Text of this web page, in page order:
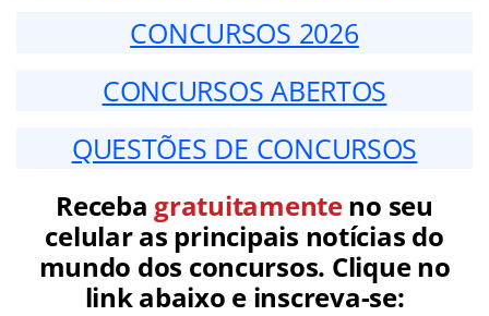
CONCURSOS 2026
CONCURSOS ABERTOS
QUESTÕES DE CONCURSOS
Receba gratuitamenteno seu
celular as principais notícias do
mundo dos concursos. Clique no
link abaixo e inscreva-se: